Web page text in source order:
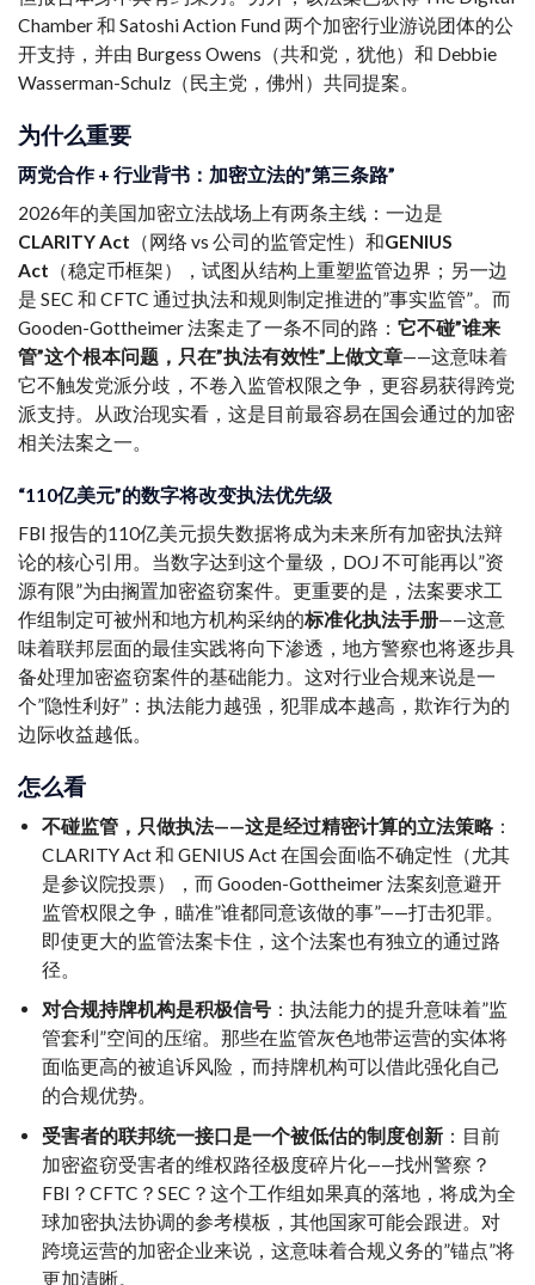
Chamber 和 Satoshi Action Fund 两个加密行业游说团体的公
开支持，并由 Burgess Owens（共和党，犹他）和 Debbie
Wasserman-Schulz（民主党，佛州）共同提案。
为什么重要
两党合作 + 行业背书：加密立法的”第三条路”
2026年的美国加密立法战场上有两条主线：一边是
CLARITY Act （网络 vs 公司的监管定性）和GENIUS
Act （稳定币框架），试图从结构上重塑监管边界；另一边
是 SEC 和 CFTC 通过执法和规则制定推进的”事实监管”。而
Gooden-Gottheimer 法案走了一条不同的路： 它不碰”谁来
管”这个根本问题，只在”执法有效性”上做文章——这意味着
它不触发党派分歧，不卷入监管权限之争，更容易获得跨党
派支持。从政治现实看，这是目前最容易在国会通过的加密
相关法案之一。
“110亿美元”的数字将改变执法优先级
FBI 报告的110亿美元损失数据将成为未来所有加密执法辩
论的核心引用。当数字达到这个量级，DOJ 不可能再以”资
源有限”为由搁置加密盗窃案件。更重要的是，法案要求工
作组制定可被州和地方机构采纳的标准化执法手册——这意
味着联邦层面的最佳实践将向下渗透，地方警察也将逐步具
备处理加密盗窃案件的基础能力。这对行业合规来说是一
个”隐性利好”：执法能力越强，犯罪成本越高，欺诈行为的
边际收益越低。
怎么看
不碰监管，只做执法——这是经过精密计算的立法策略 ：
CLARITY Act 和 GENIUS Act 在国会面临不确定性（尤其
是参议院投票），而 Gooden-Gottheimer 法案刻意避开
监管权限之争，瞄准”谁都同意该做的事”——打击犯罪。
即使更大的监管法案卡住，这个法案也有独立的通过路
径。
对合规持牌机构是积极信号 ：执法能力的提升意味着”监
管套利”空间的压缩。那些在监管灰色地带运营的实体将
面临更高的被追诉风险，而持牌机构可以借此强化自己
的合规优势。
受害者的联邦统一接口是一个被低估的制度创新 ：目前
加密盗窃受害者的维权路径极度碎片化——找州警察？
FBI？CFTC？SEC？这个工作组如果真的落地，将成为全
球加密执法协调的参考模板，其他国家可能会跟进。对
跨境运营的加密企业来说，这意味着合规义务的”锚点”将
更加清晰。